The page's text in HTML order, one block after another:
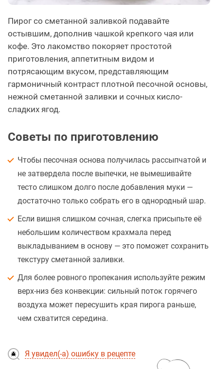
Пирог со сметанной заливкой подавайте
остывшим, дополнив чашкой крепкого чая или
кофе. Это лакомство покоряет простотой
приготовления, аппетитным видом и
потрясающим вкусом, представляющим
гармоничный контраст плотной песочной основы,
нежной сметанной заливки и сочных кисло-
сладких ягод.
Советы по приготовлению
Чтобы песочная основа получилась рассыпчатой и
не затвердела после выпечки, не вымешивайте
тесто слишком долго после добавления муки —
достаточно только собрать его в однородный шар.
Если вишня слишком сочная, слегка присыпьте её
небольшим количеством крахмала перед
выкладыванием в основу — это поможет сохранить
текстуру сметанной заливки.
Для более ровного пропекания используйте режим
верх-низ без конвекции: сильный поток горячего
воздуха может пересушить края пирога раньше,
чем схватится середина.
Я увидел(-а) ошибку в рецепте